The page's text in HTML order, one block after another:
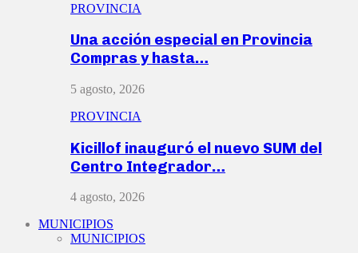
PROVINCIA
Una acción especial en Provincia
Compras y hasta…
5 agosto, 2026
PROVINCIA
Kicillof inauguró el nuevo SUM del
Centro Integrador…
4 agosto, 2026
MUNICIPIOS
MUNICIPIOS